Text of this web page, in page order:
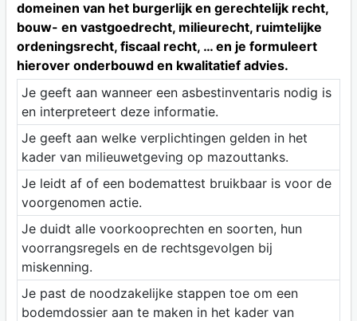
domeinen van het burgerlijk en gerechtelijk recht,
bouw- en vastgoedrecht, milieurecht, ruimtelijke
ordeningsrecht, fiscaal recht, … en je formuleert
hierover onderbouwd en kwalitatief advies.
Je geeft aan wanneer een asbestinventaris nodig is
en interpreteert deze informatie.
Je geeft aan welke verplichtingen gelden in het
kader van milieuwetgeving op mazouttanks.
Je leidt af of een bodemattest bruikbaar is voor de
voorgenomen actie.
Je duidt alle voorkooprechten en soorten, hun
voorrangsregels en de rechtsgevolgen bij
miskenning.
Je past de noodzakelijke stappen toe om een
bodemdossier aan te maken in het kader van